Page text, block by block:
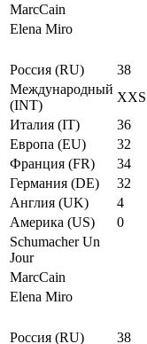
MarcCain
Elena Miro
Россия (RU)
38
Международный
(INT)
XXS
Италия (IT)
36
Европа (EU)
32
Франция (FR)
34
Германия (DE)
32
Англия (UK)
4
Америка (US)
0
Schumacher Un
Jour
MarcCain
Elena Miro
Россия (RU)
38